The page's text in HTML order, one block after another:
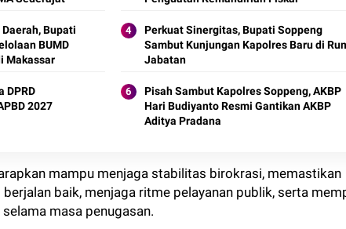
Bupati
BUMD
Makassar
Perkuat Sinergitas, Bupati Soppeng
Sambut Kunjungan Kapolres Baru di
Jabatan
DPRD
2027
Pisah Sambut Kapolres Soppeng, AKBP
Hari Budiyanto Resmi Gantikan AKBP
Aditya Pradana
mampu menjaga stabilitas birokrasi, memastikan
baik, menjaga ritme pelayanan publik, serta
masa penugasan.